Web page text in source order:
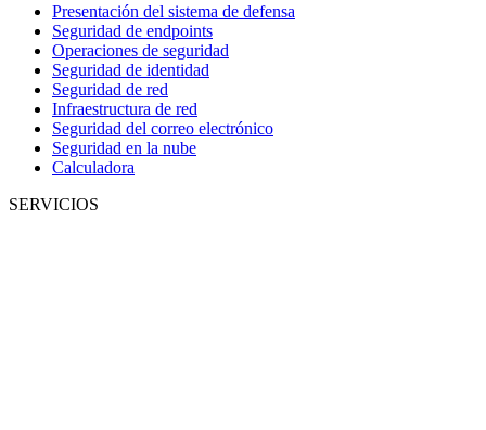
Presentación del sistema de defensa
Seguridad de endpoints
Operaciones de seguridad
Seguridad de identidad
Seguridad de red
Infraestructura de red
Seguridad del correo electrónico
Seguridad en la nube
Calculadora
SERVICIOS